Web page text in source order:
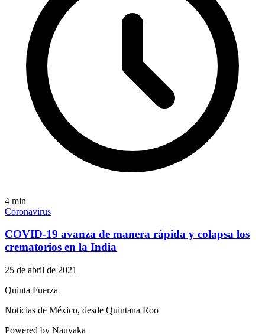
4 min
Coronavirus
COVID-19 avanza de manera rápida y colapsa los
crematorios en la India
25 de abril de 2021
Quinta Fuerza
Noticias de México, desde Quintana Roo
Powered by Nauyaka